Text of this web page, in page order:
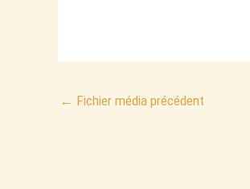
← Fichier média précédent